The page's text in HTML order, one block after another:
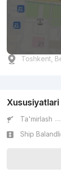
Toshkent,
Xususiyatlari
Ta'mirlash
Ship